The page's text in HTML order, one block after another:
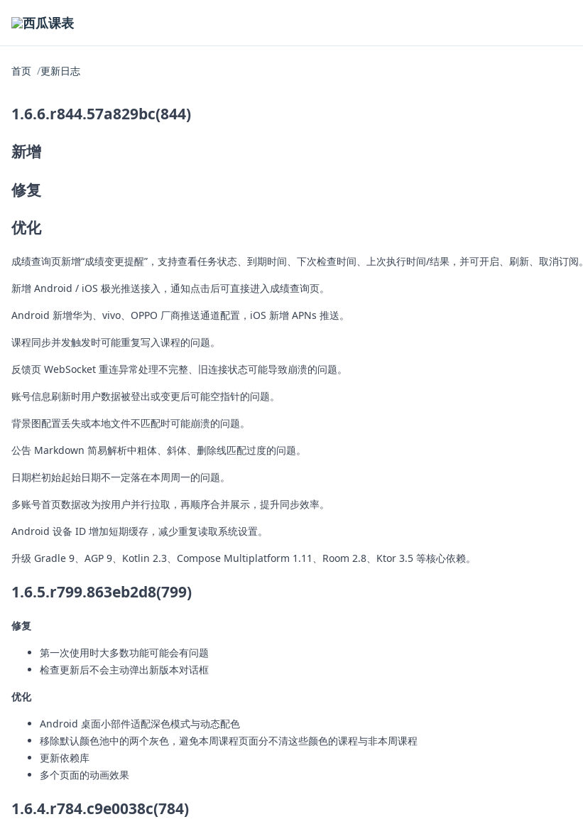
西瓜课表
首页 更新日志
1.6.6.r844.57a829bc(844)
新增
修复
优化
成绩查询页新增“成绩变更提醒”，支持查看任务状态、到期时间、下次检查时间、上次执行时间/结果，并可开启、刷新、取消订阅。
新增 Android / iOS 极光推送接入，通知点击后可直接进入成绩查询页。
Android 新增华为、vivo、OPPO 厂商推送通道配置，iOS 新增 APNs 推送。
课程同步并发触发时可能重复写入课程的问题。
反馈页 WebSocket 重连异常处理不完整、旧连接状态可能导致崩溃的问题。
账号信息刷新时用户数据被登出或变更后可能空指针的问题。
背景图配置丢失或本地文件不匹配时可能崩溃的问题。
公告 Markdown 简易解析中粗体、斜体、删除线匹配过度的问题。
日期栏初始起始日期不一定落在本周周一的问题。
多账号首页数据改为按用户并行拉取，再顺序合并展示，提升同步效率。
Android 设备 ID 增加短期缓存，减少重复读取系统设置。
升级 Gradle 9、AGP 9、Kotlin 2.3、Compose Multiplatform 1.11、Room 2.8、Ktor 3.5 等核心依赖。
1.6.5.r799.863eb2d8(799)
修复
第一次使用时大多数功能可能会有问题
检查更新后不会主动弹出新版本对话框
优化
Android 桌面小部件适配深色模式与动态配色
移除默认颜色池中的两个灰色，避免本周课程页面分不清这些颜色的课程与非本周课程
更新依赖库
多个页面的动画效果
1.6.4.r784.c9e0038c(784)